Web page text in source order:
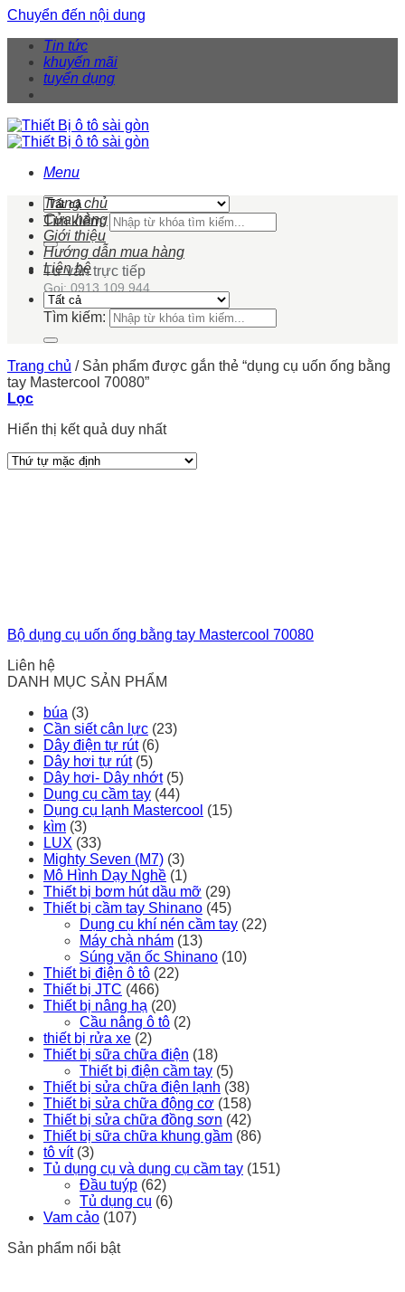
Chuyển đến nội dung
Tin tức
khuyến mãi
tuyển dụng
Menu
Tìm kiếm:
Tư vấn trực tiếp
Gọi: 0913 109 944
Trang chủ
Cửa hàng
Giới thiệu
Hướng dẫn mua hàng
Liên hệ
Tìm kiếm:
Trang chủ /Sản phẩm được gắn thẻ “dụng cụ uốn ống bằng
tay Mastercool 70080”
Lọc
Hiển thị kết quả duy nhất
Bộ dụng cụ uốn ống bằng tay Mastercool 70080
Liên hệ
DANH MỤC SẢN PHẨM
búa (3)
Cần siết cân lực (23)
Dây điện tự rút (6)
Dây hơi tự rút (5)
Dây hơi- Dây nhớt (5)
Dụng cụ cầm tay (44)
Dụng cụ lạnh Mastercool (15)
kìm (3)
LUX (33)
Mighty Seven (M7) (3)
Mô Hình Dạy Nghề (1)
Thiết bị bơm hút dầu mỡ (29)
Thiết bị cầm tay Shinano (45)
Dụng cụ khí nén cầm tay (22)
Máy chà nhám (13)
Súng vặn ốc Shinano (10)
Thiết bị điện ô tô (22)
Thiết bị JTC (466)
Thiết bị nâng hạ (20)
Cầu nâng ô tô (2)
thiết bị rửa xe (2)
Thiết bị sữa chữa điện (18)
Thiết bị điện cầm tay (5)
Thiết bị sửa chữa điện lạnh (38)
Thiết bị sửa chữa động cơ (158)
Thiết bị sửa chữa đồng sơn (42)
Thiết bị sữa chữa khung gầm (86)
tô vít (3)
Tủ dụng cụ và dụng cụ cầm tay (151)
Đầu tuýp (62)
Tủ dụng cụ (6)
Vam cảo (107)
Sản phẩm nổi bật